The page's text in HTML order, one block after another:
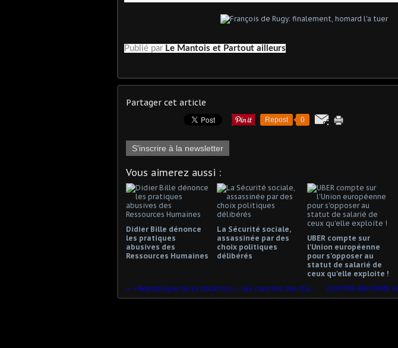
Publié par Le Mantois et Partout ailleurs
Partager cet article
Repost 0
S'inscrire à la newsletter
Vous aimerez aussi :
Didier Bille dénonce
les pratiques
abusives des
Ressources Humaines
La Sécurité sociale,
assassinée par des
choix politiques
délibérés
UBER compte sur
l'Union européenne
pour s'opposer au
statut de salarié de
ceux qu'elle exploite !
« République de la délation » : les craintes des classes dominantes après la démission de De Rugy